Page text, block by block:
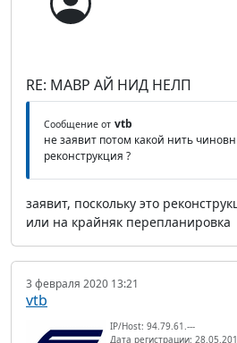
RE: МАВР АЙ НИД НЕЛП
Сообщение от vtb
не заявит потом какой нить
реконструкция ?
заявит, поскольку это
или на крайняк перепланировка
3 февраля 2020 13:21
vtb
IP/Host: 94.79.61.---
Дата регистрации: